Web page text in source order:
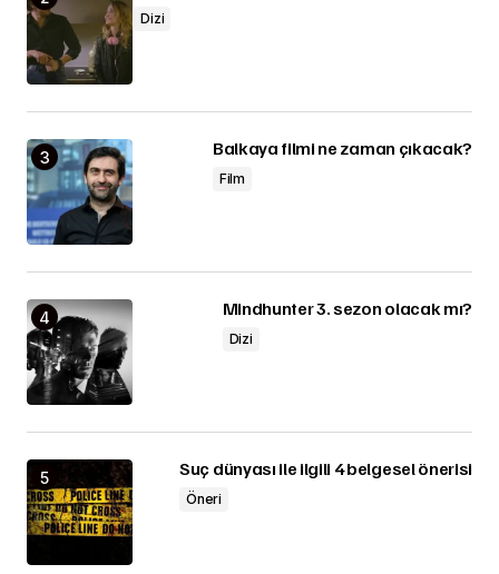
Dizi
Balkaya filmi ne zaman çıkacak?
Film
Mindhunter 3. sezon olacak mı?
Dizi
Suç dünyası ile ilgili 4 belgesel önerisi
Öneri